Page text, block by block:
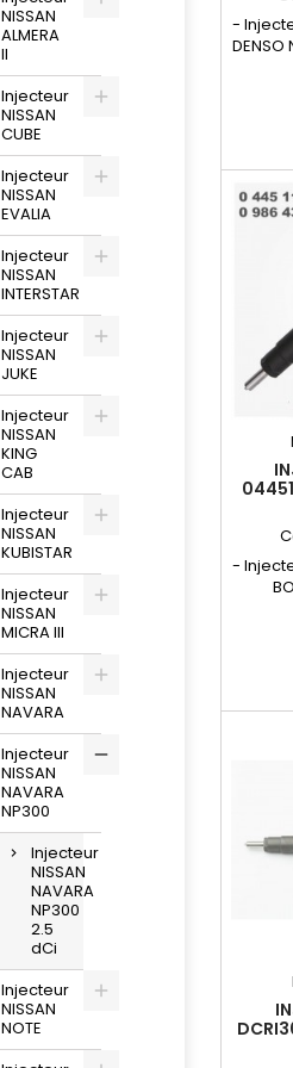
NISSAN
ALMERA
II
Injecteur
NISSAN
CUBE
Injecteur
NISSAN
EVALIA
Injecteur
NISSAN
INTERSTAR
Injecteur
NISSAN
JUKE
Injecteur
NISSAN
KING
CAB
Injecteur
NISSAN
KUBISTAR
Injecteur
NISSAN
MICRA III
Injecteur
NISSAN
NAVARA
Injecteur
NISSAN
NAVARA
NP300
Injecteur
NISSAN
NAVARA
NP300
2.5
dCi
Injecteur
NISSAN
NOTE
-
,
,
,
2.5
-
445
445
986